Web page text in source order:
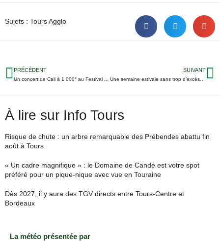
Sujets : Tours Agglo
PRÉCÉDENT SUIVANT
Une semaine estivale sans trop d’excès en Indre-et-Loire
À lire sur Info Tours
Risque de chute : un arbre remarquable des Prébendes abattu fin
août à Tours
« Un cadre magnifique » : le Domaine de Candé est votre spot
préféré pour un pique-nique avec vue en Touraine
Dès 2027, il y aura des TGV directs entre Tours-Centre et
Bordeaux
La météo présentée par